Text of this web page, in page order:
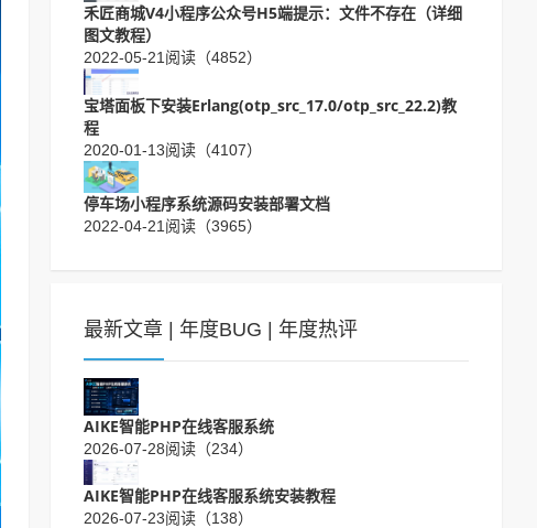
禾匠商城V4小程序公众号H5端提示：文件不存在（详细
图文教程）
2022-05-21 阅读（4852）
宝塔面板下安装Erlang(otp_src_17.0/otp_src_22.2)教
程
2020-01-13阅读（4107）
停车场小程序系统源码安装部署文档
2022-04-21阅读（3965）
最新文章 年度BUG 年度热评
AIKE智能PHP在线客服系统
2026-07-28阅读（234）
AIKE智能PHP在线客服系统安装教程
2026-07-23阅读（138）